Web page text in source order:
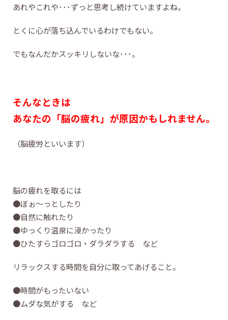
あれやこれや･･･ずっと思考し続けていますよね。
とくに心が落ち込んでいるわけでもない。
でもなんだかスッキリしないな･･･。
そんなときは
あなたの「脳の疲れ」が原因かもしれません。
（脳疲労といいます）
脳の疲れを取るには
●ぼぉ～っとしたり
●自然に触れたり
●ゆっくり温泉に浸かったり
●ひたすらゴロゴロ・ダラダラする など
リラックスする時間を自分に取ってあげること。
●時間がもったいない
●ムダな気がする など